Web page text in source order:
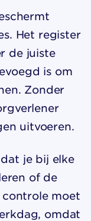
Het register
de juiste
is om
Zonder
uitvoeren.
je bij elke
of de
moet
omdat